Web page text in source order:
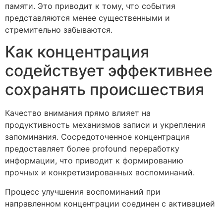
памяти. Это приводит к тому, что события
представляются менее существенными и
стремительно забываются.
Как концентрация
содействует эффективнее
сохранять происшествия
Качество внимания прямо влияет на
продуктивность механизмов записи и укрепления
запоминания. Сосредоточенное концентрация
предоставляет более profound переработку
информации, что приводит к формированию
прочных и конкретизированных воспоминаний.
Процесс улучшения воспоминаний при
направленном концентрации соединен с активацией